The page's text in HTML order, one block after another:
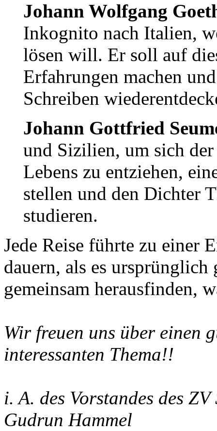
Johann Wolfgang
Inkognito nach Italien,
lösen will. Er soll auf
Erfahrungen machen
Schreiben
Johann Gottfried
und Sizilien, um sich
Lebens zu entziehen,
stellen und den Dichter
studieren.
Jede Reise führte zu einer
dauern, als es ursprünglich
gemeinsam herausfinden,
Wir freuen uns über einen
interessanten Thema!!
i. A. des Vorstandes des
Gudrun Hammel